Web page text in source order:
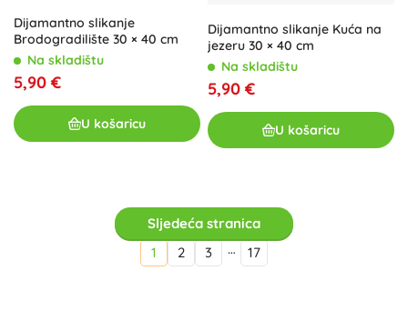
Dijamantno slikanje
Brodogradilište 30 × 40 cm
Na skladištu
5,90 €
U košaricu
Dijamantno slikanje Kuća na
jezeru 30 × 40 cm
Na skladištu
5,90 €
U košaricu
Sljedeća stranica
1
2 3 … 17